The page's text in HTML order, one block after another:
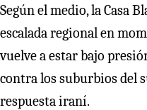
Según el medio, la Casa
escalada regional en
vuelve a estar bajo
contra los suburbios del
respuesta iraní.